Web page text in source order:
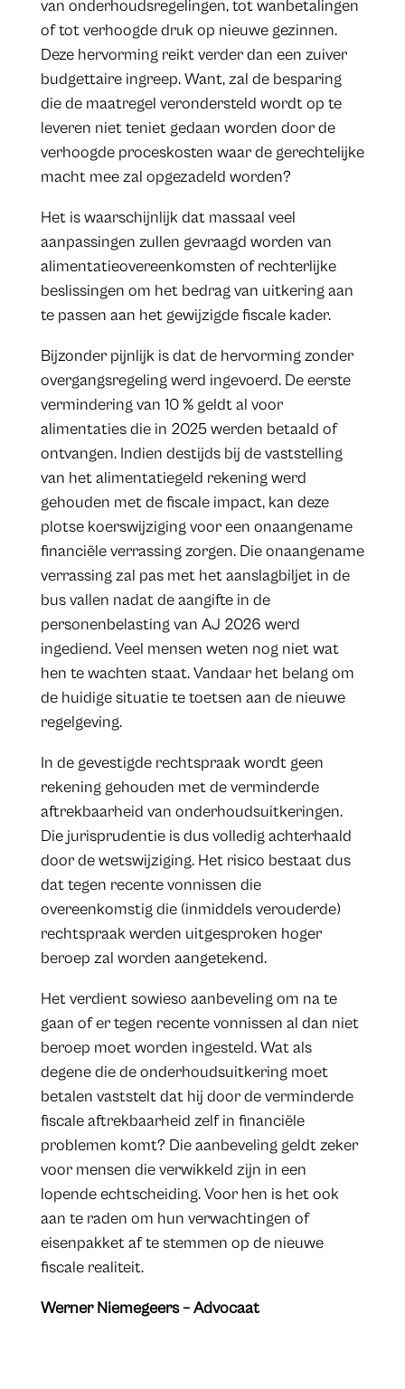
van onderhoudsregelingen, tot wanbetalingen
of tot verhoogde druk op nieuwe gezinnen.
Deze hervorming reikt verder dan een zuiver
budgettaire ingreep. Want, zal de besparing
die de maatregel verondersteld wordt op te
leveren niet teniet gedaan worden door de
verhoogde proceskosten waar de gerechtelijke
macht mee zal opgezadeld worden?
Het is waarschijnlijk dat massaal veel
aanpassingen zullen gevraagd worden van
alimentatieovereenkomsten of rechterlijke
beslissingen om het bedrag van uitkering aan
te passen aan het gewijzigde fiscale kader.
Bijzonder pijnlijk is dat de hervorming zonder
overgangsregeling werd ingevoerd. De eerste
vermindering van 10 % geldt al voor
alimentaties die in 2025 werden betaald of
ontvangen. Indien destijds bij de vaststelling
van het alimentatiegeld rekening werd
gehouden met de fiscale impact, kan deze
plotse koerswijziging voor een onaangename
financiële verrassing zorgen. Die onaangename
verrassing zal pas met het aanslagbiljet in de
bus vallen nadat de aangifte in de
personenbelasting van AJ 2026 werd
ingediend. Veel mensen weten nog niet wat
hen te wachten staat. Vandaar het belang om
de huidige situatie te toetsen aan de nieuwe
regelgeving.
In de gevestigde rechtspraak wordt geen
rekening gehouden met de verminderde
aftrekbaarheid van onderhoudsuitkeringen.
Die jurisprudentie is dus volledig achterhaald
door de wetswijziging. Het risico bestaat dus
dat tegen recente vonnissen die
overeenkomstig die (inmiddels verouderde)
rechtspraak werden uitgesproken hoger
beroep zal worden aangetekend.
Het verdient sowieso aanbeveling om na te
gaan of er tegen recente vonnissen al dan niet
beroep moet worden ingesteld. Wat als
degene die de onderhoudsuitkering moet
betalen vaststelt dat hij door de verminderde
fiscale aftrekbaarheid zelf in financiële
problemen komt? Die aanbeveling geldt zeker
voor mensen die verwikkeld zijn in een
lopende echtscheiding. Voor hen is het ook
aan te raden om hun verwachtingen of
eisenpakket af te stemmen op de nieuwe
fiscale realiteit.
Werner Niemegeers – Advocaat